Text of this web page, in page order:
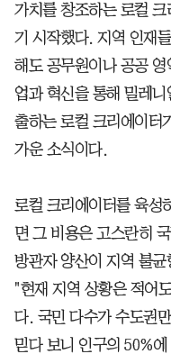
가치를 창조하는 로컬
기 시작했다. 지역 인재
해도 공무원이나 공공
업과 혁신을 통해 밀레
출하는 로컬 크리에이터
가운 소식이다.
로컬 크리에이터를 육성
면 그 비용은 고스란히
방관자 양산이 지역 불
"현재 지역 상황은 적어
다. 국민 다수가 수도권
믿다 보니 인구의 50%